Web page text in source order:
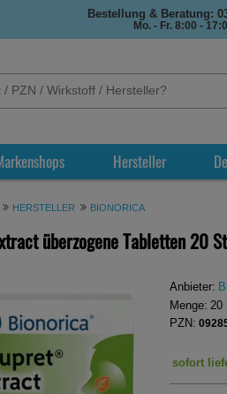
Bestellung & Beratung:
Mo. - Fr. 8:00 -
Hersteller
HERSTELLER BIONORICA
überzogene Tabletten20 St
Anbieter:
Menge: 20
PZN:
sofort